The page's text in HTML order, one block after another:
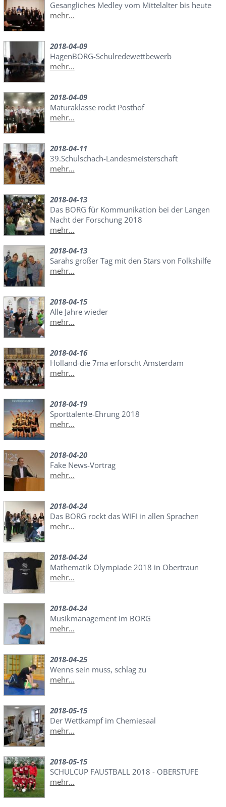
Gesangliches Medley vom Mittelalter bis heute
mehr...
2018-04-09
HagenBORG-Schulredewettbewerb
mehr...
2018-04-09
Maturaklasse rockt Posthof
mehr...
2018-04-11
39.Schulschach-Landesmeisterschaft
mehr...
2018-04-13
Das BORG für Kommunikation bei der Langen
Nacht der Forschung 2018
mehr...
2018-04-13
Sarahs großer Tag mit den Stars von Folkshilfe
mehr...
2018-04-15
Alle Jahre wieder
mehr...
2018-04-16
Holland-die 7ma erforscht Amsterdam
mehr...
2018-04-19
Sporttalente-Ehrung 2018
mehr...
2018-04-20
Fake News-Vortrag
mehr...
2018-04-24
Das BORG rockt das WIFI in allen Sprachen
mehr...
2018-04-24
Mathematik Olympiade 2018 in Obertraun
mehr...
2018-04-24
Musikmanagement im BORG
mehr...
2018-04-25
Wenns sein muss, schlag zu
mehr...
2018-05-15
Der Wettkampf im Chemiesaal
mehr...
2018-05-15
SCHULCUP FAUSTBALL 2018 - OBERSTUFE
mehr...